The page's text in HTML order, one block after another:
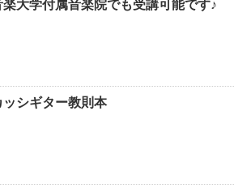
楽大学付属音楽院でも受講可能です♪
ッシギター教則本